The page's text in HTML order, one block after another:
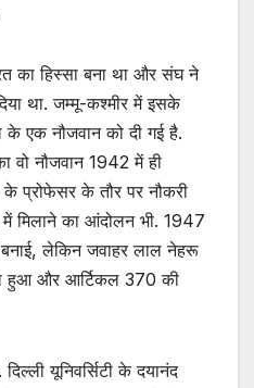
का हिस्सा बना था और संघ ने
था. जम्मू-कश्मीर में इसके
के एक नौजवान को दी गई है.
वो नौजवान 1942 में ही
के प्रोफेसर के तौर पर नौकरी
मिलाने का आंदोलन भी. 1947
बनाई, लेकिन जवाहर लाल नेहरू
हुआ और आर्टिकल 370 की
यूनिवर्सिटी के दयानंद